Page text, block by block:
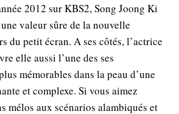
2012 sur KBS2, Song Joong Ki
valeur sûre de la nouvelle
du petit écran. A ses côtés, l’actrice
elle aussi l’une des ses
mémorables dans la peau d’une
et complexe. Si vous aimez
mélos aux scénarios alambiqués et